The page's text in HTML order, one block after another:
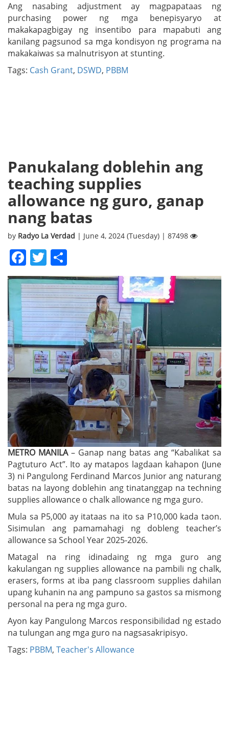
Ang nasabing adjustment ay magpapataas ng
purchasing power ng mga benepisyaryo at
makakapagbigay ng insentibo para mapabuti ang
kanilang pagsunod sa mga kondisyon ng programa na
makakaiwas sa malnutrisyon at stunting.
Tags: Cash Grant, DSWD, PBBM
Panukalang doblehin ang
teaching supplies
allowance ng guro, ganap
nang batas
by Radyo La Verdad | June 4, 2024 (Tuesday) | 87498
Facebook
Twitter
METRO MANILA– Ganap nang batas ang “Kabalikat sa
Pagtuturo Act”. Ito ay matapos lagdaan kahapon (June
3) ni Pangulong Ferdinand Marcos Junior ang naturang
batas na layong doblehin ang tinatanggap na techning
supplies allowance o chalk allowance ng mga guro.
Mula sa P5,000 ay itataas na ito sa P10,000 kada taon.
Sisimulan ang pamamahagi ng dobleng teacher’s
allowance sa School Year 2025-2026.
Matagal na ring idinadaing ng mga guro ang
kakulangan ng supplies allowance na pambili ng chalk,
erasers, forms at iba pang classroom supplies dahilan
upang kuhanin na ang pampuno sa gastos sa mismong
personal na pera ng mga guro.
Ayon kay Pangulong Marcos responsibilidad ng estado
na tulungan ang mga guro na nagsasakripisyo.
Tags: PBBM, Teacher's Allowance